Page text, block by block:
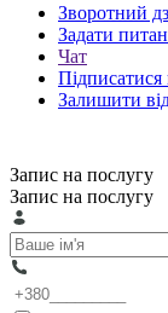
Зворотний
Задати
Чат
Підписатися
Залишити
Запис на послугу
Запис на послугу